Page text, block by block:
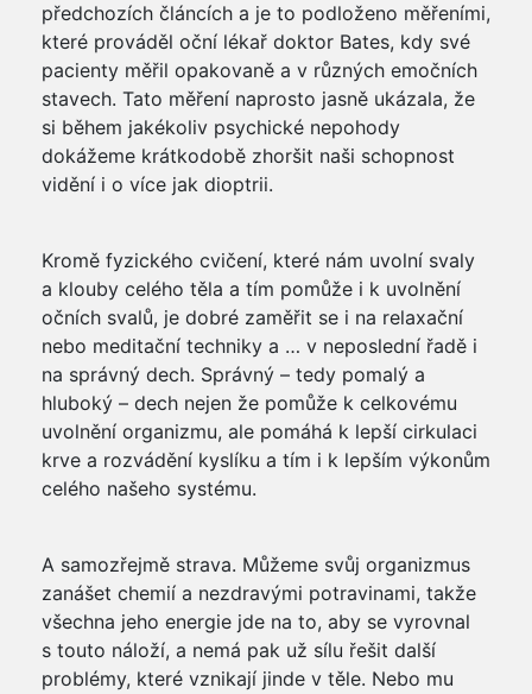
předchozích článcích a je to podloženo měřeními,
které prováděl oční lékař doktor Bates, kdy své
pacienty měřil opakovaně a v různých emočních
stavech. Tato měření naprosto jasně ukázala, že
si během jakékoliv psychické nepohody
dokážeme krátkodobě zhoršit naši schopnost
vidění i o více jak dioptrii.
Kromě fyzického cvičení, které nám uvolní svaly
a klouby celého těla a tím pomůže i k uvolnění
očních svalů, je dobré zaměřit se i na relaxační
nebo meditační techniky a … v neposlední řadě i
na správný dech. Správný – tedy pomalý a
hluboký – dech nejen že pomůže k celkovému
uvolnění organizmu, ale pomáhá k lepší cirkulaci
krve a rozvádění kyslíku a tím i k lepším výkonům
celého našeho systému.
A samozřejmě strava. Můžeme svůj organizmus
zanášet chemií a nezdravými potravinami, takže
všechna jeho energie jde na to, aby se vyrovnal
s touto náloží, a nemá pak už sílu řešit další
problémy, které vznikají jinde v těle. Nebo mu